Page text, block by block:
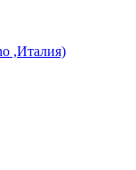
,Италия)